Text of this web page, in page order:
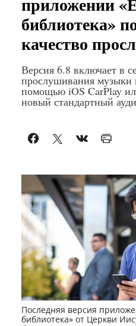
библиотека»
качество
Версия 6.8 включает в
прослушивания музыки
помощью iOS CarPlay
новый стандартный
Последняя версия
библиотека» от Церкви